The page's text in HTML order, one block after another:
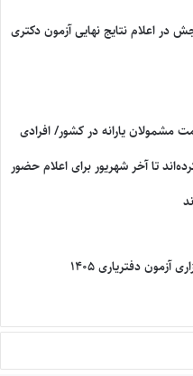
در اعلام نتایج نهایی آزمون دکتری
مشمولان یارانه در کشور/ افرادی
تا آخر شهریور برای اعلام حضور
آزمون دفتریاری ۱۴۰۵